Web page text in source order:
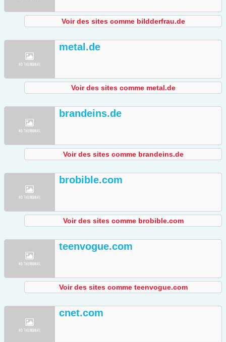
Voir des sites comme bildderfrau.de
metal.de
Voir des sites comme metal.de
brandeins.de
Voir des sites comme brandeins.de
brobible.com
Voir des sites comme brobible.com
teenvogue.com
Voir des sites comme teenvogue.com
cnet.com